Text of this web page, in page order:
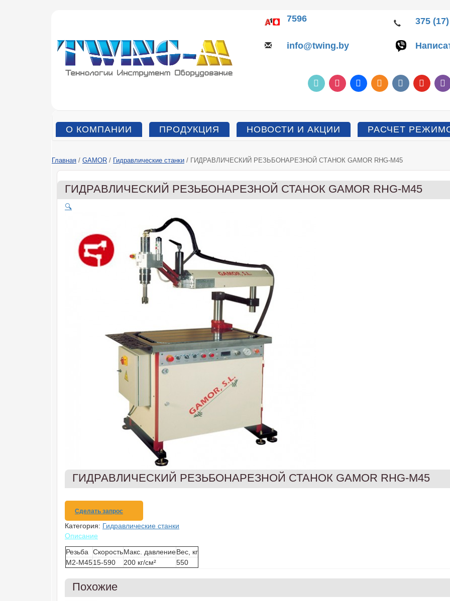
7596 375
info@twing.by
tiktokinstagram
facebookodnoklassniki
vkontakte
youtube
О КОМПАНИИ ПРОДУКЦИЯ НОВОСТИ И АКЦИИ РАСЧЕТ
Главная / GAMOR / Гидравлические станки / ГИДРАВЛИЧЕСКИЙ РЕЗЬБОНАРЕЗНОЙ СТАНОК GAMOR RHG-M45
ГИДРАВЛИЧЕСКИЙ РЕЗЬБОНАРЕЗНОЙ СТАНОК GAMOR RHG-M45
🔍
ГИДРАВЛИЧЕСКИЙ РЕЗЬБОНАРЕЗНОЙ СТАНОК GAMOR RHG-M45
Сделать запрос
Категория: Гидравлические станки
Описание
Резьба
СкоростьМакс. давлениеВес, кг
M2-M4515-590 200 кг/см² 550
Похожие